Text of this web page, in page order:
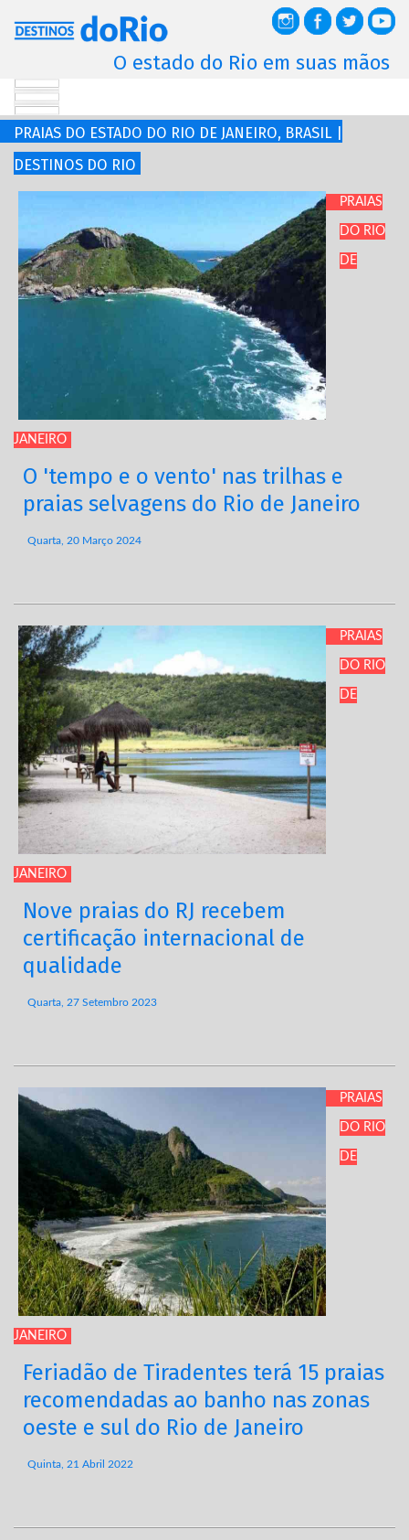
O estado do Rio em suas mãos
PRAIAS DO ESTADO DO RIO DE JANEIRO, BRASIL |
DESTINOS DO RIO
PRAIAS
DO RIO
DE
JANEIRO
O 'tempo e o vento' nas trilhas e
praias selvagens do Rio de Janeiro
Quarta, 20 Março 2024
PRAIAS
DO RIO
DE
JANEIRO
Nove praias do RJ recebem
certificação internacional de
qualidade
Quarta, 27 Setembro 2023
PRAIAS
DO RIO
DE
JANEIRO
Feriadão de Tiradentes terá 15 praias
recomendadas ao banho nas zonas
oeste e sul do Rio de Janeiro
Quinta, 21 Abril 2022